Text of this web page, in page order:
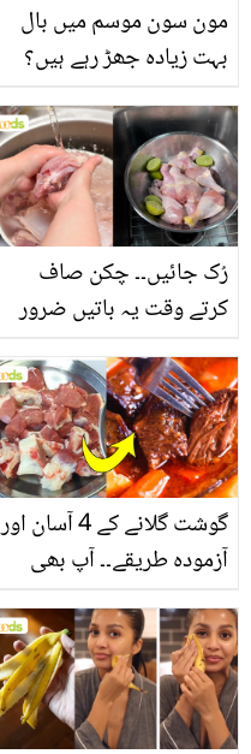
مون سون موسم میں بال
بہت زیادہ جھڑ رہے ہیں؟
بنانے کے چند قدرتی طریقے
رُک جائیں۔۔ چکن صاف
کرتے وقت یہ باتیں ضرور
گوشت گلانے کے 4 آسان اور
آزمودہ طریقے۔۔ آپ بھی
بتائے راز